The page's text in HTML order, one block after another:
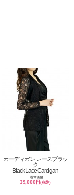
カーディガン レースブラッ
ク
Black Lace Cardigan
通常価格
39,000円(税別)